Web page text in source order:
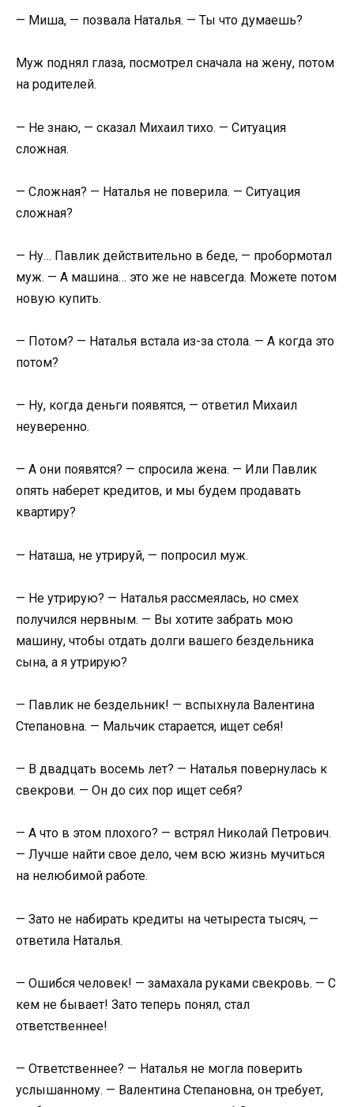
— Миша, — позвала Наталья. — Ты что думаешь?
Муж поднял глаза, посмотрел сначала на жену, потом
на родителей.
— Не знаю, — сказал Михаил тихо. — Ситуация
сложная.
— Сложная? — Наталья не поверила. — Ситуация
сложная?
— Ну… Павлик действительно в беде, — пробормотал
муж. — А машина… это же не навсегда. Можете потом
новую купить.
— Потом? — Наталья встала из-за стола. — А когда это
потом?
— Ну, когда деньги появятся, — ответил Михаил
неуверенно.
— А они появятся? — спросила жена. — Или Павлик
опять наберет кредитов, и мы будем продавать
квартиру?
— Наташа, не утрируй, — попросил муж.
— Не утрирую? — Наталья рассмеялась, но смех
получился нервным. — Вы хотите забрать мою
машину, чтобы отдать долги вашего бездельника
сына, а я утрирую?
— Павлик не бездельник! — вспыхнула Валентина
Степановна. — Мальчик старается, ищет себя!
— В двадцать восемь лет? — Наталья повернулась к
свекрови. — Он до сих пор ищет себя?
— А что в этом плохого? — встрял Николай Петрович.
— Лучше найти свое дело, чем всю жизнь мучиться
на нелюбимой работе.
— Зато не набирать кредиты на четыреста тысяч, —
ответила Наталья.
— Ошибся человек! — замахала руками свекровь. — С
кем не бывает! Зато теперь понял, стал
ответственнее!
— Ответственнее? — Наталья не могла поверить
услышанному. — Валентина Степановна, он требует,